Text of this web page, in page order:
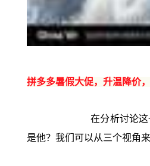
拼多多暑假大促，升温降价
在分析讨论
是他？我们可以从三个视角